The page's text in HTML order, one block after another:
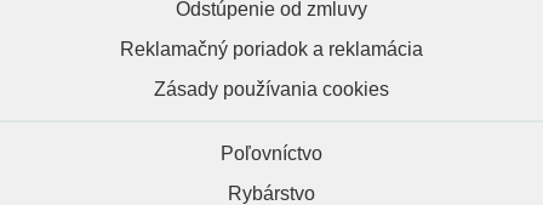
Odstúpenie od zmluvy
Reklamačný poriadok a reklamácia
Zásady používania cookies
Poľovníctvo
Rybárstvo